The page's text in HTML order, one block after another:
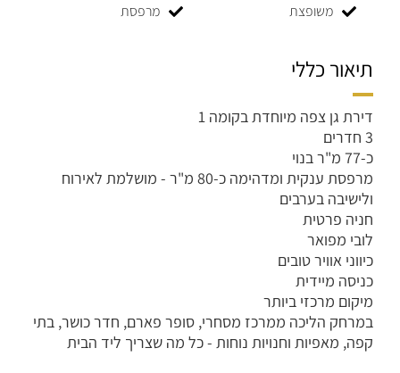
משופצת
מרפסת
תיאור כללי
דירת גן צפה מיוחדת בקומה 1
כ-77 מ"ר בנוי
מרפסת ענקית ומדהימה כ-80 מ"ר - מושלמת לאירוח
ולישיבה בערבים
חניה פרטית
לובי מפואר
כיווני אוויר טובים
כניסה מיידית
מיקום מרכזי ביותר
במרחק הליכה ממרכז מסחרי, סופר פארם, חדר כושר, בתי
קפה, מאפיות וחנויות נוחות - כל מה שצריך ליד הבית